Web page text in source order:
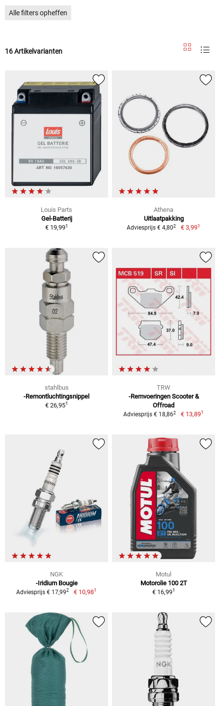
Alle filters opheffen
16 Artikelvarianten
Louis Parts
Gel-Batterij
€ 19,991
Athena
Uitlaatpakking
Adviesprijs € 4,802 € 3,991
stahlbus
-Remontluchtingsnippel
€ 26,951
TRW
-Remvoeringen Scooter &
Offroad
Adviesprijs € 18,862 € 13,891
NGK
-Iridium Bougie
Adviesprijs € 17,992 € 10,981
Motul
Motorolie 100 2T
€ 16,991